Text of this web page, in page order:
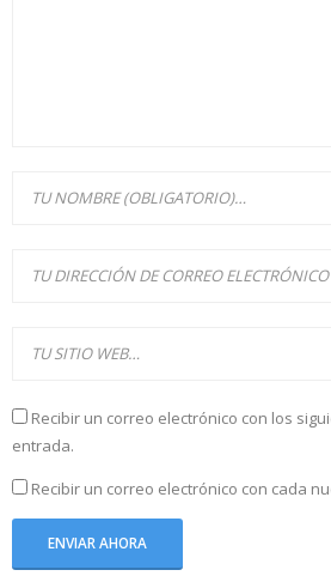
Recibir un correo electrónico con los
entrada.
Recibir un correo electrónico con cada